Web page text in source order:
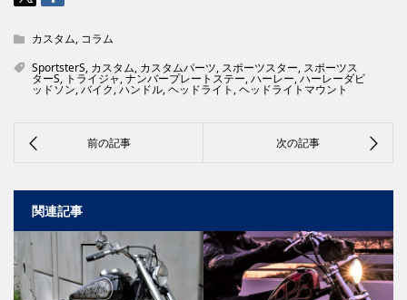
カスタム, コラム
SportsterS, カスタム, カスタムパーツ, スポーツスター, スポーツス
ターS, トライジャ,ナンバープレートステー,ハーレー,ハーレーダビ
ッドソン,バイク,ハンドル,ヘッドライト ,ヘッドライトマウント
関連記事